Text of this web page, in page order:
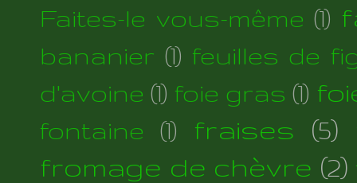
Faites-le vous-même (1)
bananier (1) feuilles de
d'avoine (1) foie gras (1)
fontaine (1) fraises (5)
fromage de chèvre (2)